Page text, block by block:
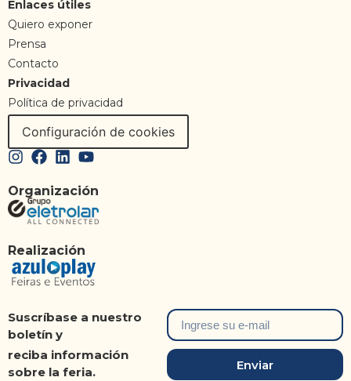
Enlaces útiles
Quiero exponer
Prensa
Contacto
Privacidad
Política de privacidad
Configuración de cookies
Organización
Realización
Suscríbase a nuestro
boletín y
reciba información
sobre la feria.
Enviar